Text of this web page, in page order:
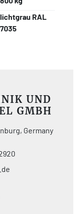
lichtgrau RAL
7035
UND
GMBH
Germany